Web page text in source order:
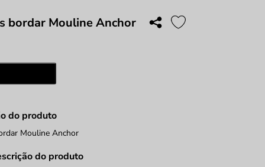
bordar Mouline Anchor
do produto
Mouline Anchor
do produto